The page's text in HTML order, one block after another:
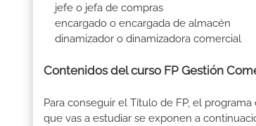
jefe o jefa de compras
encargado o encargada de almacén
dinamizador o dinamizadora comercial
Contenidos del curso FP Gestión
Para conseguir el Título de FP, el
que vas a estudiar se exponen a